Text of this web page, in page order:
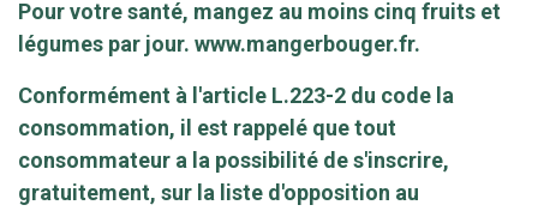
Pour votre santé, mangez au moins cinq fruits et
légumes par jour. www.mangerbouger.fr.
Conformément à l'article L.223-2 du code la
consommation, il est rappelé que tout
consommateur a la possibilité de s'inscrire,
gratuitement, sur la liste d'opposition au